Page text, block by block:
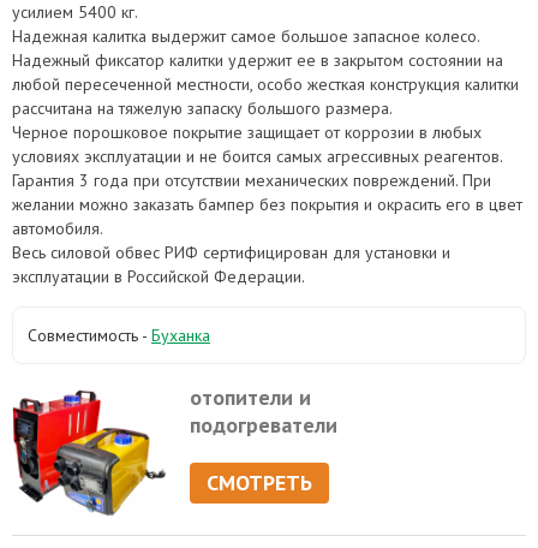
усилием 5400 кг.
Надежная калитка выдержит самое большое запасное колесо.
Надежный фиксатор калитки удержит ее в закрытом состоянии на
любой пересеченной местности, особо жесткая конструкция калитки
рассчитана на тяжелую запаску большого размера.
Черное порошковое покрытие защищает от коррозии в любых
условиях эксплуатации и не боится самых агрессивных реагентов.
Гарантия 3 года при отсутствии механических повреждений. При
желании можно заказать бампер без покрытия и окрасить его в цвет
автомобиля.
Весь силовой обвес РИФ сертифицирован для установки и
эксплуатации в Российской Федерации.
Совместимость - Буханка
отопители и
подогреватели
СМОТРЕТЬ